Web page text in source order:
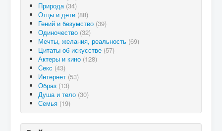
Природа (34)
Отцы и дети (88)
Гений и безумство (39)
Одиночество (32)
Мечты, желания, реальность (69)
Цитаты об искусстве (57)
Актеры и кино (128)
Секс (43)
Интернет (53)
Образ (13)
Душа и тело (30)
Семья (19)